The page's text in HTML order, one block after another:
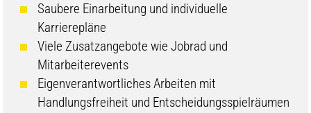
Saubere Einarbeitung und individuelle
Karrierepläne
Viele Zusatzangebote wie Jobrad und
Mitarbeiterevents
Eigenverantwortliches Arbeiten mit
Handlungsfreiheit und Entscheidungsspielräumen